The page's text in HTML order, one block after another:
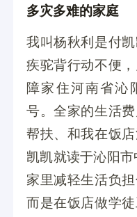
多灾多难的家庭
我叫杨秋利是付
疾驼背行动不便
障家住河南省沁
号。全家的生活
帮扶、和我在饭
凯凯就读于沁阳
家里减轻生活负
而是在饭店做学